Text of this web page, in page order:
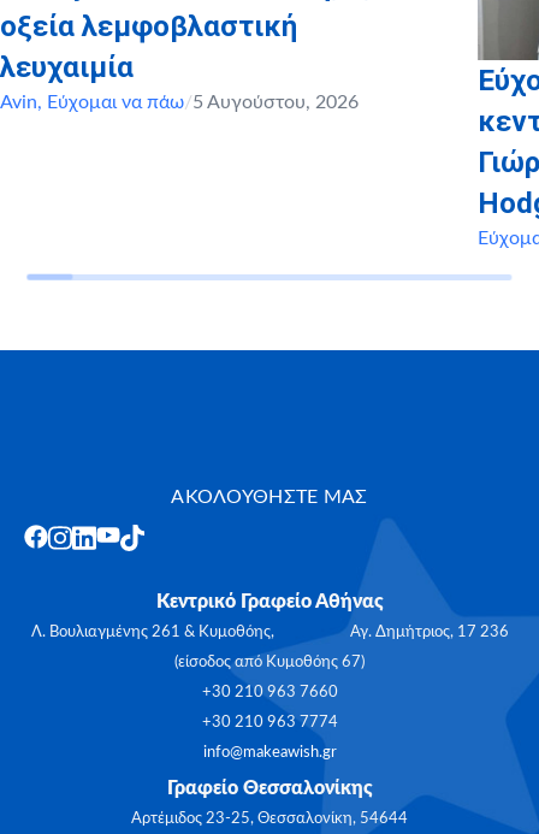
οξεία λεμφοβλαστική
λευχαιμία
Avin, Εύχομαι να πάω/5 Αυγούστου, 2026
ΑΚΟΛΟΥΘΗΣΤΕ ΜΑΣ
Κεντρικό Γραφείο Αθήνας
Λ. Βουλιαγμένης 261 & Κυμοθόης, Αγ. Δημήτριος, 17 236
(είσοδος από Κυμοθόης 67)
+30 210 963 7660
+30 210 963 7774
info@makeawish.gr
Γραφείο Θεσσαλονίκης
Αρτέμιδος 23-25, Θεσσαλονίκη, 54644